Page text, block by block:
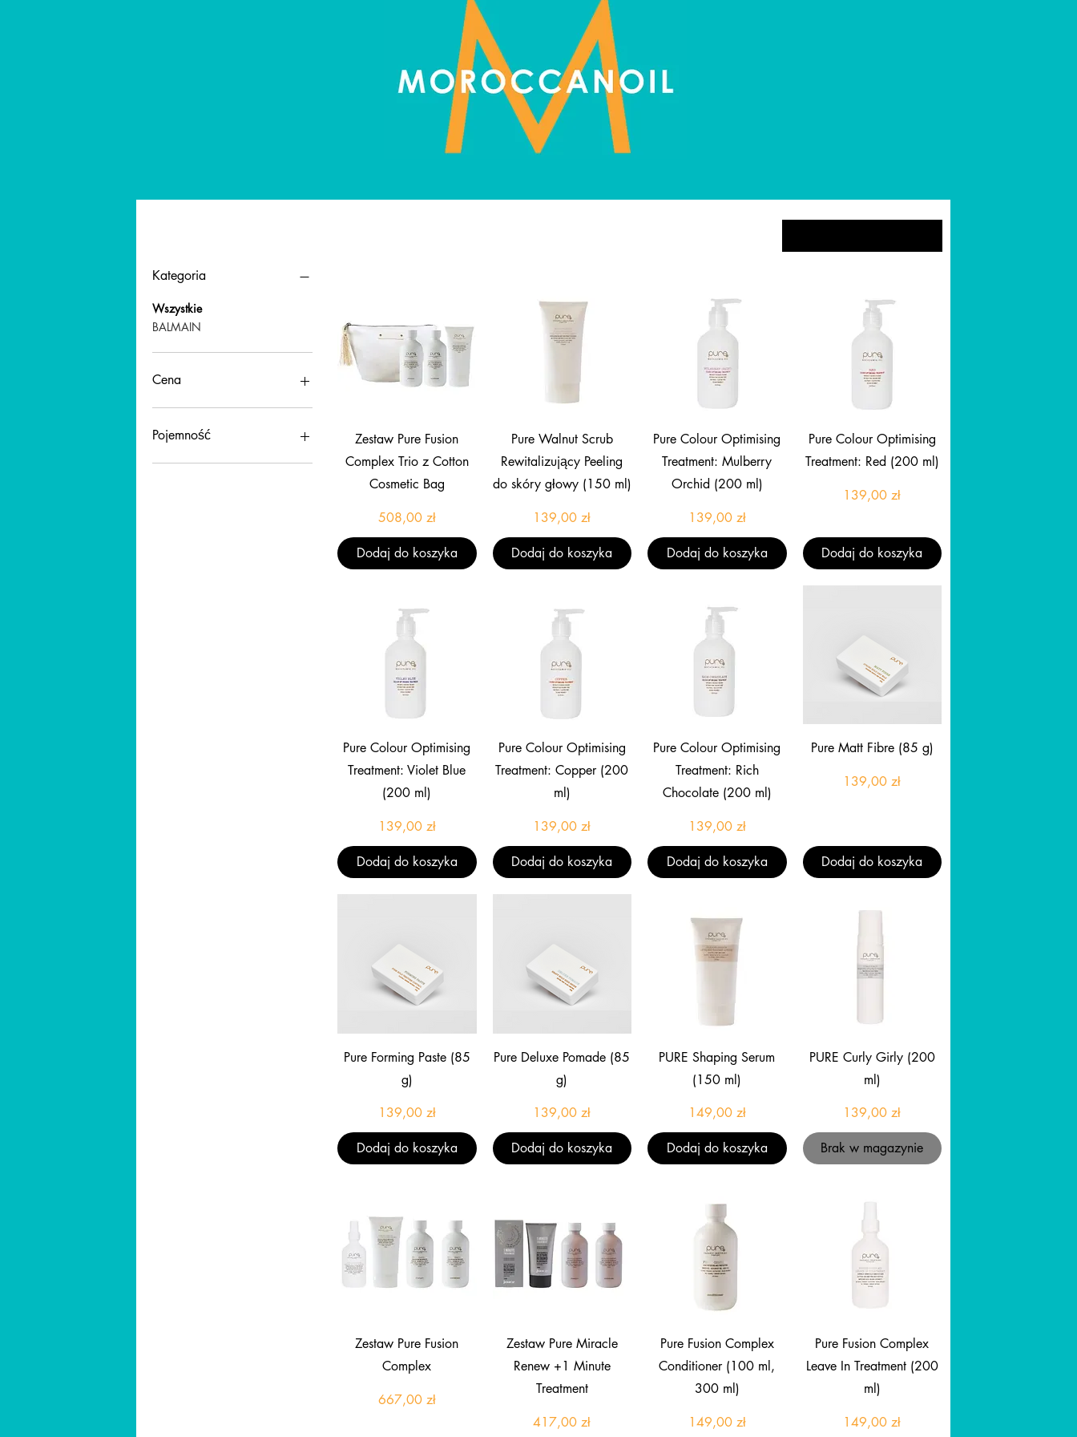
Kategoria
Wszystkie
BALMAIN
Cena
Pojemność
100ml
Podgląd
Zestaw Pure Fusion
Complex Trio z Cotton
Cosmetic Bag
Cena
508,00 zł
Dodaj do koszyka
Podgląd
Pure Walnut Scrub
Rewitalizujący Peeling
do skóry głowy (150 ml)
Cena
139,00 zł
Dodaj do koszyka
Podgląd
Pure Colour Optimising
Treatment: Mulberry
Orchid (200 ml)
Cena
139,00 zł
Dodaj do koszyka
Podgląd
Pure Colour Optimising
Treatment: Red (200 ml)
Cena
139,00 zł
Dodaj do koszyka
Podgląd
Pure Colour Optimising
Treatment: Violet Blue
(200 ml)
Cena
139,00 zł
Dodaj do koszyka
Podgląd
Pure Colour Optimising
Treatment: Copper (200
ml)
Cena
139,00 zł
Dodaj do koszyka
Podgląd
Pure Colour Optimising
Treatment: Rich
Chocolate (200 ml)
Cena
139,00 zł
Dodaj do koszyka
Podgląd
Pure Matt Fibre (85 g)
Cena
139,00 zł
Dodaj do koszyka
Podgląd
Pure Forming Paste (85
g)
Cena
139,00 zł
Dodaj do koszyka
Podgląd
Pure Deluxe Pomade (85
g)
Cena
139,00 zł
Dodaj do koszyka
Podgląd
PURE Shaping Serum
(150 ml)
Cena
149,00 zł
Dodaj do koszyka
Podgląd
PURE Curly Girly (200
ml)
Cena
139,00 zł
Brak w magazynie
Podgląd
Zestaw Pure Fusion
Complex
Cena
667,00 zł
Podgląd
Zestaw Pure Miracle
Renew +1 Minute
Treatment
Cena
417,00 zł
Podgląd
Pure Fusion Complex
Conditioner (100 ml,
300 ml)
Cena
149,00 zł
Podgląd
Pure Fusion Complex
Leave In Treatment (200
ml)
Cena
149,00 zł